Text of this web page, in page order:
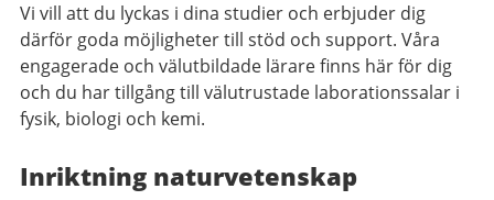
Vi vill att du lyckas i dina studier och erbjuder dig
därför goda möjligheter till stöd och support. Våra
engagerade och välutbildade lärare finns här för dig
och du har tillgång till välutrustade laborationssalar i
fysik, biologi och kemi.
Inriktning naturvetenskap